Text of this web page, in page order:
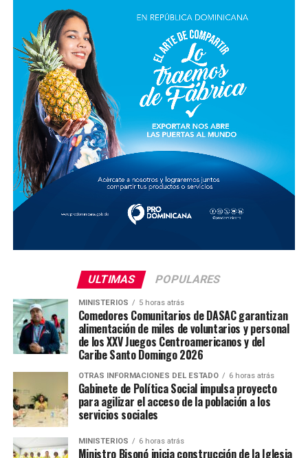
ULTIMAS POPULARES
MINISTERIOS 5 horas atrás
Comedores Comunitarios de DASAC garantizan
alimentación de miles de voluntarios y personal
de los XXV Juegos Centroamericanos y del
Caribe Santo Domingo 2026
OTRAS INFORMACIONES DEL ESTADO 6 horas atrás
Gabinete de Política Social impulsa proyecto
para agilizar el acceso de la población a los
servicios sociales
MINISTERIOS 6 horas atrás
Ministro Bisonó inicia construcción de la Iglesia